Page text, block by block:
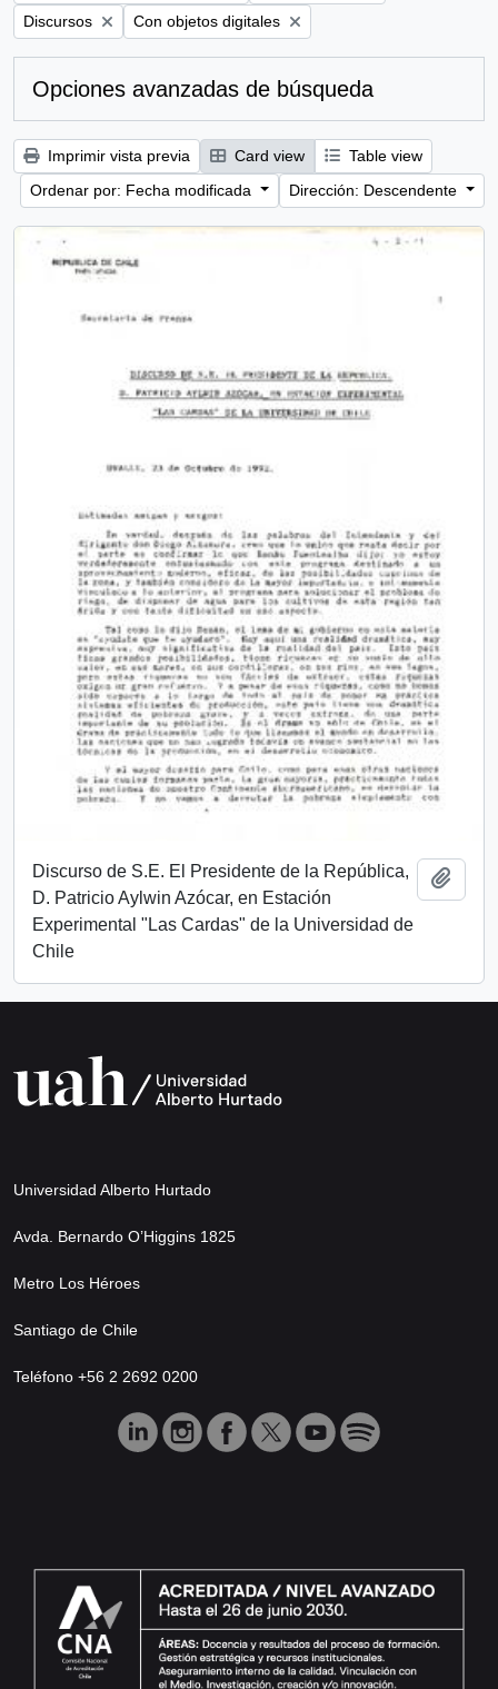
Remove filter:
Discursos Remove filter:
Con objetos digitales
Opciones avanzadas de búsqueda
Imprimir vista previa Card view
Table view
Ordenar por: Fecha modificada
Dirección: Descendente
Discurso de S.E. El Presidente de la República,
D. Patricio Aylwin Azócar, en Estación
Experimental "Las Cardas" de la Universidad de
Chile
Universidad Alberto Hurtado
Avda. Bernardo O’Higgins 1825
Metro Los Héroes
Santiago de Chile
Teléfono +56 2 2692 0200